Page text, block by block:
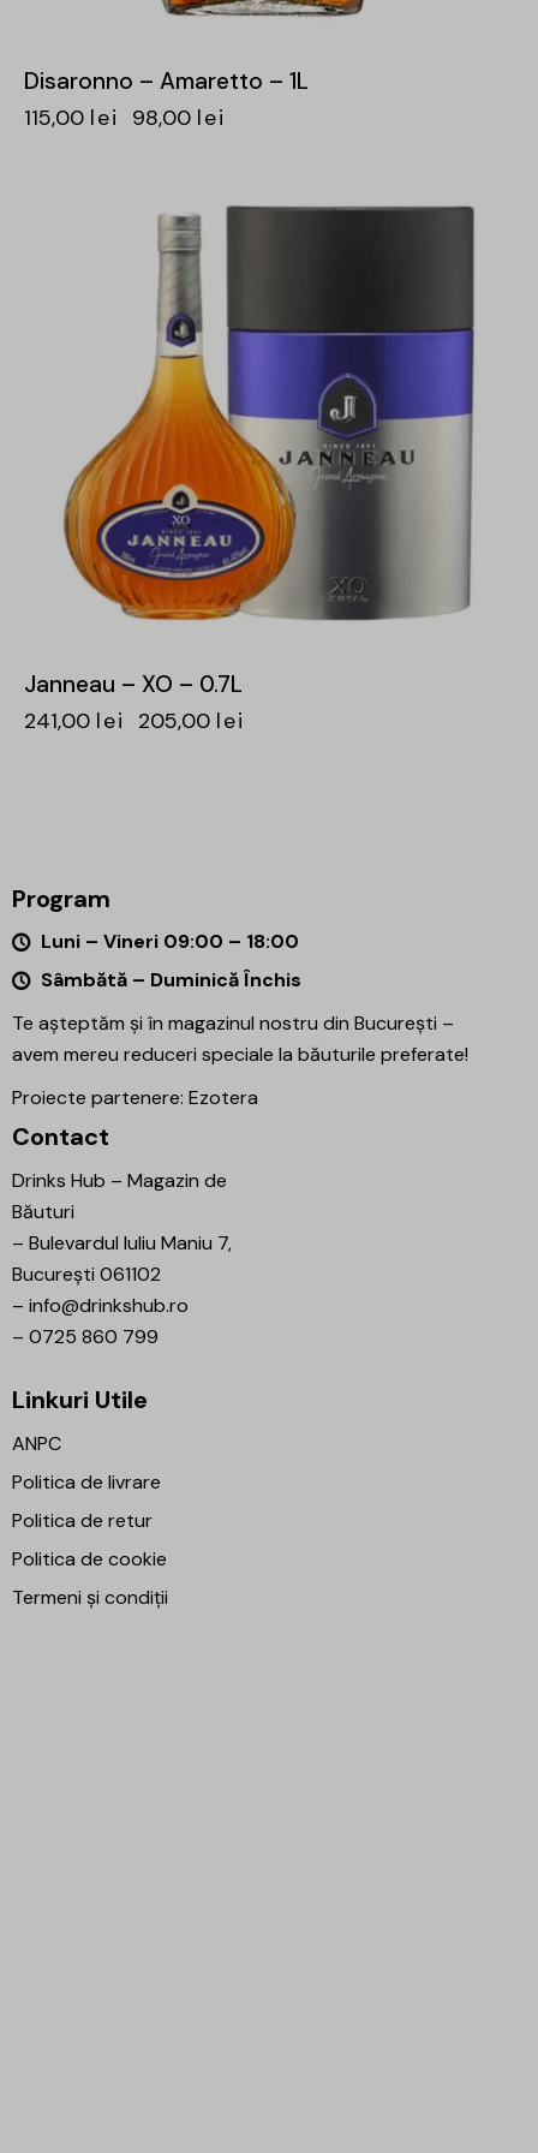
Disaronno – Amaretto – 1L
115,00 lei 98,00 lei
Janneau – XO – 0.7L
241,00 lei 205,00 lei
Program
Luni – Vineri 09:00 – 18:00
Sâmbătă – Duminică Închis
Te așteptăm și în magazinul nostru din București –
avem mereu reduceri speciale la băuturile preferate!
Proiecte partenere: Ezotera
Contact
Drinks Hub – Magazin de
Băuturi
– Bulevardul Iuliu Maniu 7,
București 061102
– info@drinkshub.ro
– 0725 860 799
Linkuri Utile
ANPC
Politica de livrare
Politica de retur
Politica de cookie
Termeni și condiții